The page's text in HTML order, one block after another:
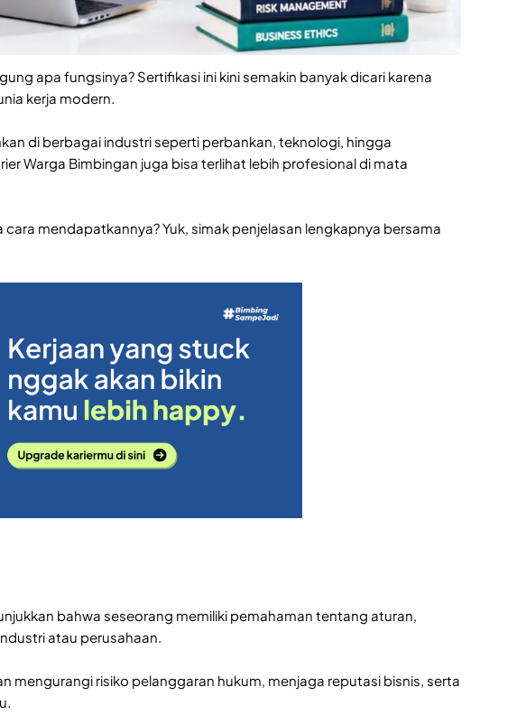
apa fungsinya? Sertifikasi ini kini semakin banyak dicari karena
kerja modern.
di berbagai industri seperti perbankan, teknologi, hingga
Warga Bimbingan juga bisa terlihat lebih profesional di mata
mendapatkannya? Yuk, simak penjelasan lengkapnya bersama
bahwa seseorang memiliki pemahaman tentang aturan,
atau perusahaan.
mengurangi risiko pelanggaran hukum, menjaga reputasi bisnis, serta